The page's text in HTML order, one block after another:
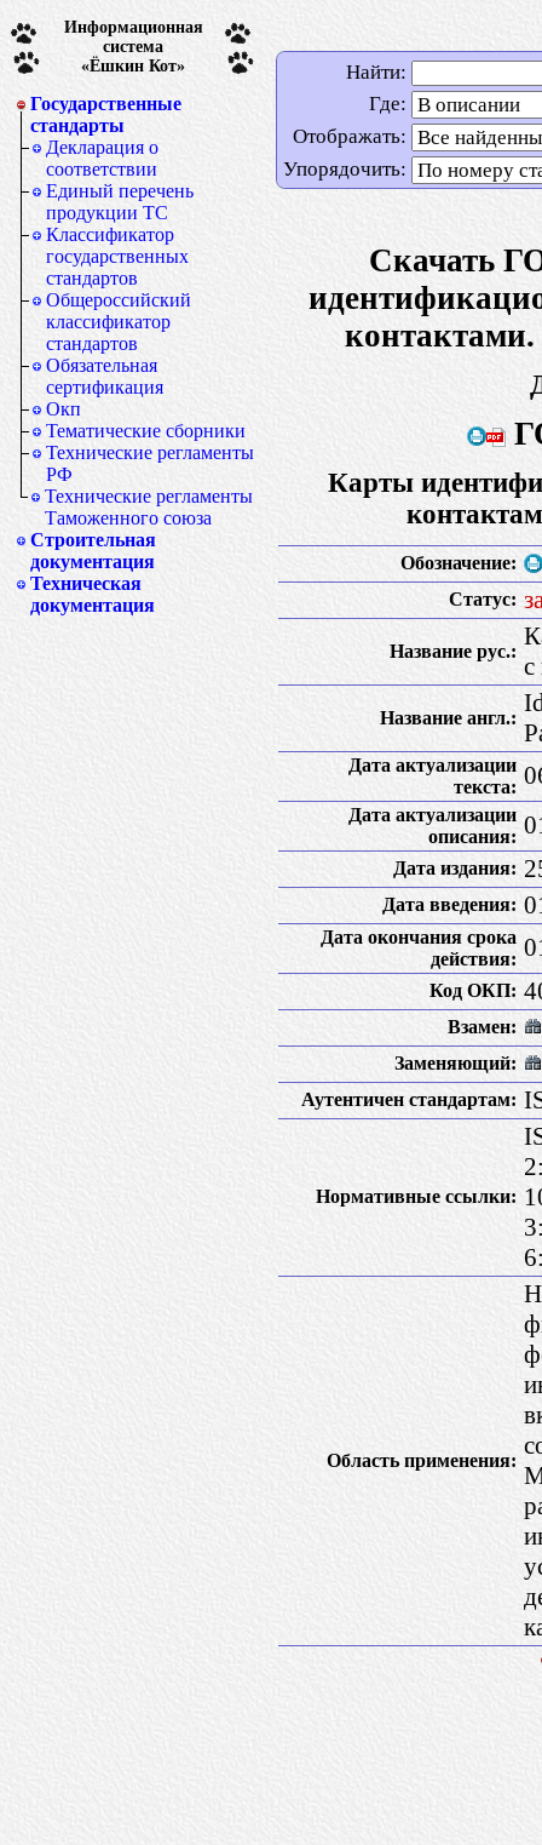
Информационная
система
«Ёшкин Кот»
Государственные
стандарты
Декларация о
соответствии
Единый перечень
продукции ТС
Классификатор
государственных
стандартов
Общероссийский
классификатор
стандартов
Обязательная
сертификация
Окп
Тематические сборники
Технические регламенты
РФ
Технические регламенты
Таможенного союза
Строительная
документация
Техническая
документация
Найти:
Где:
Отображать:
Упорядочить:
Скачать
контактами.
Карты
Обозначение:
Статус:
Название рус.:
с
Название англ.:
Дата актуализации
текста:
Дата актуализации
описания:
Дата издания:
Дата введения:
Дата окончания срока
действия:
Код ОКП:
Взамен:
Заменяющий:
Аутентичен стандартам:
Нормативные ссылки:
Область применения: